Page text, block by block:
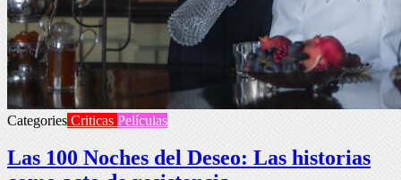
Categories Criticas Películas
Las 100 Noches del Deseo: Las historias